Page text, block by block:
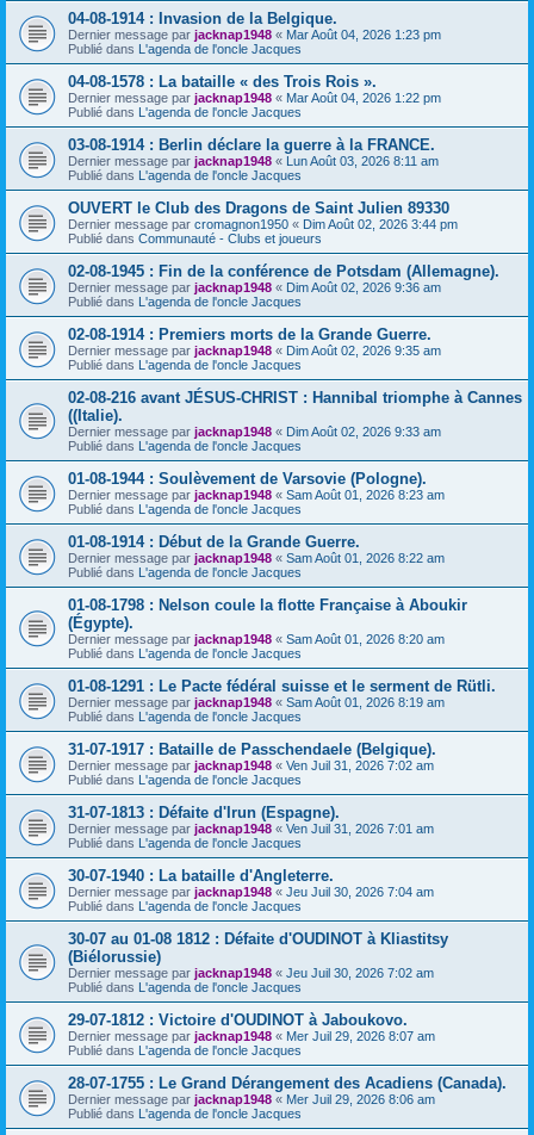
04-08-1914 : Invasion de la Belgique.
Dernier message par jacknap1948 « Mar Août 04, 2026 1:23 pm
Publié dans L'agenda de l'oncle Jacques
04-08-1578 : La bataille « des Trois Rois ».
Dernier message par jacknap1948 « Mar Août 04, 2026 1:22 pm
Publié dans L'agenda de l'oncle Jacques
03-08-1914 : Berlin déclare la guerre à la FRANCE.
Dernier message par jacknap1948 « Lun Août 03, 2026 8:11 am
Publié dans L'agenda de l'oncle Jacques
OUVERT le Club des Dragons de Saint Julien 89330
Dernier message par cromagnon1950 « Dim Août 02, 2026 3:44 pm
Publié dans Communauté - Clubs et joueurs
02-08-1945 : Fin de la conférence de Potsdam (Allemagne).
Dernier message par jacknap1948 « Dim Août 02, 2026 9:36 am
Publié dans L'agenda de l'oncle Jacques
02-08-1914 : Premiers morts de la Grande Guerre.
Dernier message par jacknap1948 « Dim Août 02, 2026 9:35 am
Publié dans L'agenda de l'oncle Jacques
02-08-216 avant JÉSUS-CHRIST : Hannibal triomphe à Cannes
((Italie).
Dernier message par jacknap1948 « Dim Août 02, 2026 9:33 am
Publié dans L'agenda de l'oncle Jacques
01-08-1944 : Soulèvement de Varsovie (Pologne).
Dernier message par jacknap1948 « Sam Août 01, 2026 8:23 am
Publié dans L'agenda de l'oncle Jacques
01-08-1914 : Début de la Grande Guerre.
Dernier message par jacknap1948 « Sam Août 01, 2026 8:22 am
Publié dans L'agenda de l'oncle Jacques
01-08-1798 : Nelson coule la flotte Française à Aboukir
(Égypte).
Dernier message par jacknap1948 « Sam Août 01, 2026 8:20 am
Publié dans L'agenda de l'oncle Jacques
01-08-1291 : Le Pacte fédéral suisse et le serment de Rütli.
Dernier message par jacknap1948 « Sam Août 01, 2026 8:19 am
Publié dans L'agenda de l'oncle Jacques
31-07-1917 : Bataille de Passchendaele (Belgique).
Dernier message par jacknap1948 « Ven Juil 31, 2026 7:02 am
Publié dans L'agenda de l'oncle Jacques
31-07-1813 : Défaite d'Irun (Espagne).
Dernier message par jacknap1948 « Ven Juil 31, 2026 7:01 am
Publié dans L'agenda de l'oncle Jacques
30-07-1940 : La bataille d'Angleterre.
Dernier message par jacknap1948 « Jeu Juil 30, 2026 7:04 am
Publié dans L'agenda de l'oncle Jacques
30-07 au 01-08 1812 : Défaite d'OUDINOT à Kliastitsy
(Biélorussie)
Dernier message par jacknap1948 « Jeu Juil 30, 2026 7:02 am
Publié dans L'agenda de l'oncle Jacques
29-07-1812 : Victoire d'OUDINOT à Jaboukovo.
Dernier message par jacknap1948 « Mer Juil 29, 2026 8:07 am
Publié dans L'agenda de l'oncle Jacques
28-07-1755 : Le Grand Dérangement des Acadiens (Canada).
Dernier message par jacknap1948 « Mer Juil 29, 2026 8:06 am
Publié dans L'agenda de l'oncle Jacques